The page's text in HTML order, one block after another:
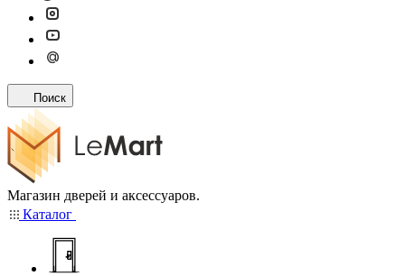
Поиск
Магазин дверей и аксессуаров.
Каталог